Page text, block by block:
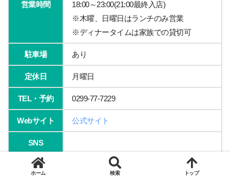
営業時間
18:00～23:00(21:00最終入店)
※木曜、日曜日はランチのみ営業
※ディナータイムは家族での貸切可
駐車場 あり
定休日 月曜日
TEL・予約 0299-77-7229
Webサイト 公式サイト
SNS
ホーム 検索 トップ